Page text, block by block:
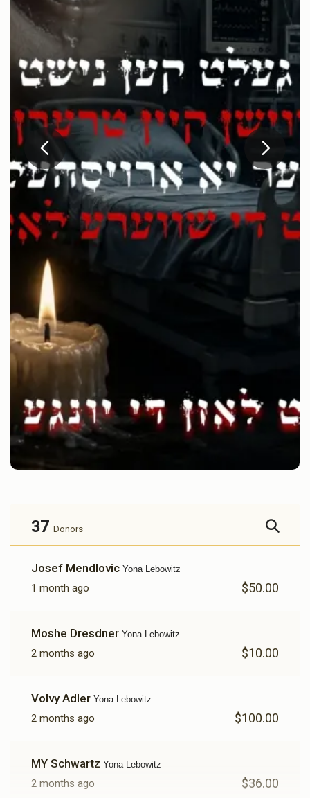
37 Donors
Josef Mendlovic Yona Lebowitz
1 month ago $50.00
Moshe Dresdner Yona Lebowitz
2 months ago $10.00
Volvy Adler Yona Lebowitz
2 months ago $100.00
MY Schwartz Yona Lebowitz
2 months ago $36.00